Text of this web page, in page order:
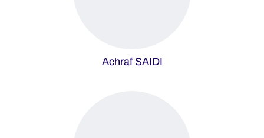
Achraf SAIDI